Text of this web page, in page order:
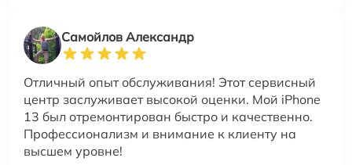
Самойлов Александр
Отличный опыт обслуживания! Этот сервисный
центр заслуживает высокой оценки. Мой iPhone
13 был отремонтирован быстро и качественно.
Профессионализм и внимание к клиенту на
высшем уровне!